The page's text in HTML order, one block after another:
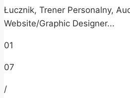
Łucznik, Trener Personalny,
Website/Graphic Designer...
01
07
/